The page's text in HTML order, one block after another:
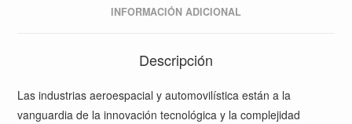
INFORMACIÓN ADICIONAL
Descripción
Las industrias aeroespacial y automovilística están a la
vanguardia de la innovación tecnológica y la complejidad